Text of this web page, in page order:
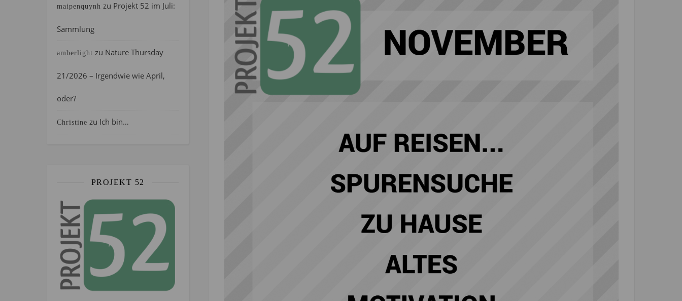
maipenquynh zu Projekt 52 im Juli:
Sammlung
amberlight zu Nature Thursday
21/2026 – Irgendwie wie April,
oder?
Christine zu Ich bin…
PROJEKT 52